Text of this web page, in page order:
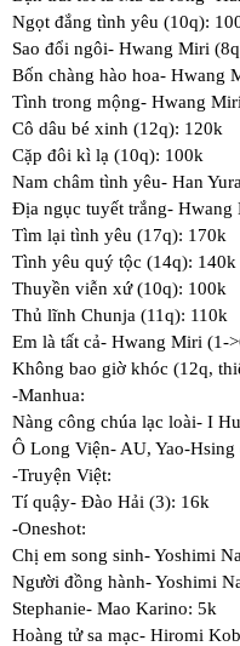
Ngọt đắng tình yêu (10q):
Sao đổi ngôi- Hwang Miri
Bốn chàng hào hoa- Hwang
Tình trong mộng- Hwang
Cô dâu bé xinh (12q): 120k
Cặp đôi kì lạ (10q): 100k
Nam châm tình yêu- Han
Địa ngục tuyết trắng- Hwang
Tìm lại tình yêu (17q): 170k
Tình yêu quý tộc (14q): 140k
Thuyền viễn xứ (10q): 100k
Thủ lĩnh Chunja (11q): 110k
Em là tất cả- Hwang Miri (1-
Không bao giờ khóc (12q,
-Manhua:
Nàng công chúa lạc loài- I
Ô Long Viện- AU, Yao-Hsing
-Truyện Việt:
Tí quậy- Đào Hải (3): 16k
-Oneshot:
Chị em song sinh- Yoshimi
Người đồng hành- Yoshimi
Stephanie- Mao Karino: 5k
Hoàng tử sa mạc- Hiromi